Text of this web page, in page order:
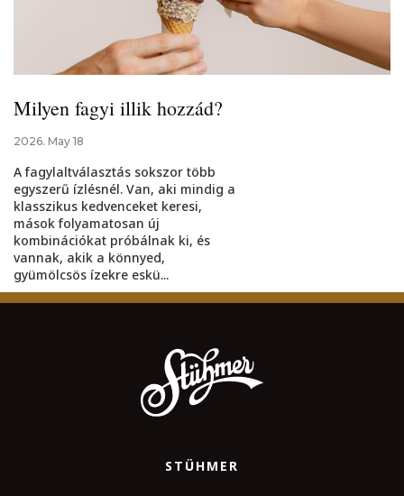
Milyen fagyi illik hozzád?
2026. May 18
A fagylaltválasztás sokszor több
egyszerű ízlésnél. Van, aki mindig a
klasszikus kedvenceket keresi,
mások folyamatosan új
kombinációkat próbálnak ki, és
vannak, akik a könnyed,
gyümölcsös ízekre eskü...
STÜHMER